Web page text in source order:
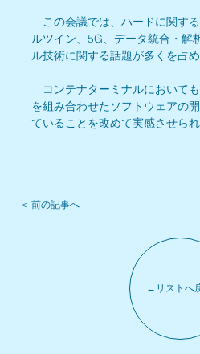
＜ 前の記事へ
この会議では、ハードに関す
ルツイン、5G、データ統合・解
ル技術に関する話題が多くを占め
コンテナターミナルにおいて
を組み合わせたソフトウェアの
ていることを改めて実感させられ
←リストへ